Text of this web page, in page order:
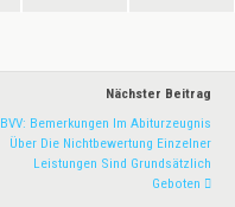
Nächster Beitrag
BVV: Bemerkungen Im Abiturzeugnis
Über Die Nichtbewertung Einzelner
Leistungen Sind Grundsätzlich
Geboten